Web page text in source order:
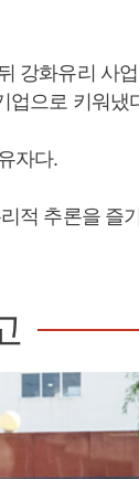
강화유리 사
업으로 키워냈
자다.
적 추론을 즐